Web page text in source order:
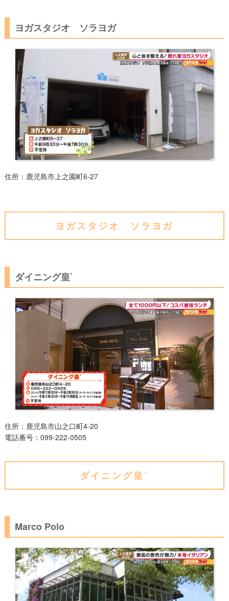
ヨガスタジオ ソラヨガ
住所：鹿児島市上之園町6-27
ヨガスタジオ ソラヨガ
ダイニング皇`
住所：鹿児島市山之口町4-20
電話番号： 099-222-0505
ダイニング皇`
Marco Polo